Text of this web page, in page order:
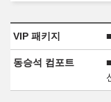
VIP 패키지
동승석 컴포트